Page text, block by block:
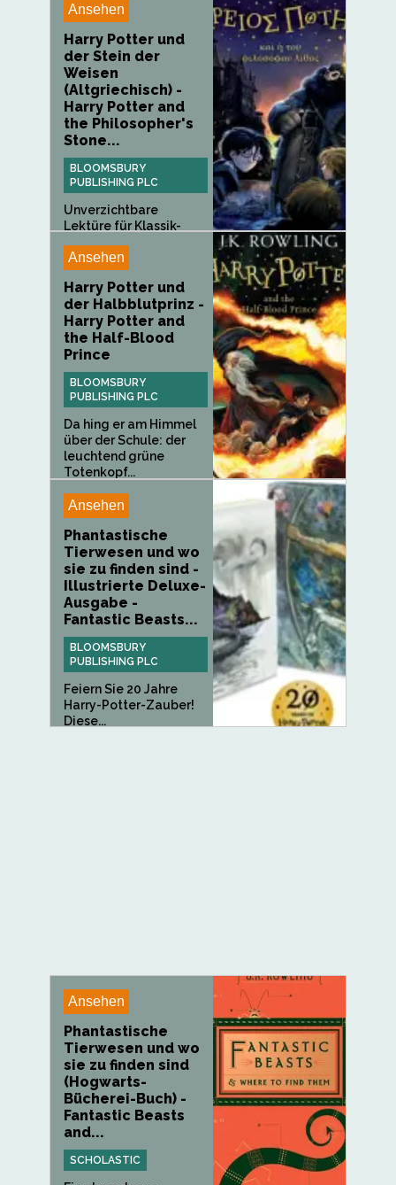
Ansehen
Harry Potter und
der Stein der
Weisen
(Altgriechisch) -
Harry Potter and
the Philosopher's
Stone...
BLOOMSBURY
PUBLISHING PLC
Unverzichtbare
Lektüre für Klassik-
Ansehen
Harry Potter und
der Halbblutprinz -
Harry Potter and
the Half-Blood
Prince
BLOOMSBURY
PUBLISHING PLC
Da hing er am Himmel
über der Schule: der
leuchtend grüne
Totenkopf...
Ansehen
Phantastische
Tierwesen und wo
sie zu finden sind -
Illustrierte Deluxe-
Ausgabe -
Fantastic Beasts...
BLOOMSBURY
PUBLISHING PLC
Feiern Sie 20 Jahre
Harry-Potter-Zauber!
Diese...
Ansehen
Phantastische
Tierwesen und wo
sie zu finden sind
(Hogwarts-
Bücherei-Buch) -
Fantastic Beasts
and...
SCHOLASTIC